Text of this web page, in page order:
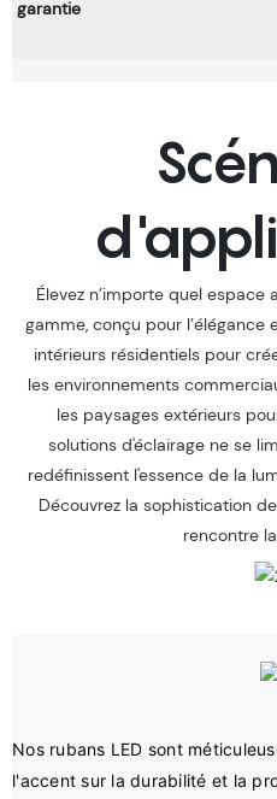
garantie
Élevez n’importe quel
gamme, conçu pour l’élégance
intérieurs résidentiels pour
les environnements
les paysages extérieurs
solutions d'éclairage ne se
redéfinissent l'essence de la
Découvrez la sophistication
rencontre
Nos rubans LED sont
l'accent sur la durabilité et la